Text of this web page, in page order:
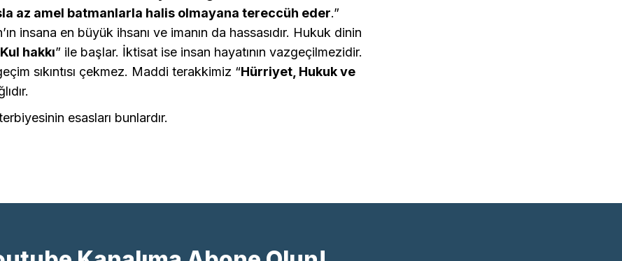
az amel batmanlarla halis olmayana tereccüh eder.”
insana en büyük ihsanı ve imanın da hassasıdır. Hukuk dinin
Kul hakkı” ile başlar. İktisat ise insan hayatının vazgeçilmezidir.
sıkıntısı çekmez. Maddi terakkimiz “Hürriyet, Hukuk ve
esasları bunlardır.